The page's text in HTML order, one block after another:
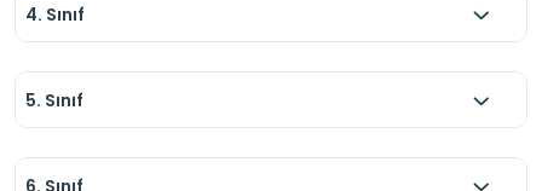
4. Sınıf
5. Sınıf
6. Sınıf